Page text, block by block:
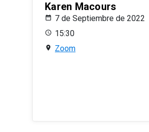
Karen Macours
7 de Septiembre de 2022
15:30
Zoom